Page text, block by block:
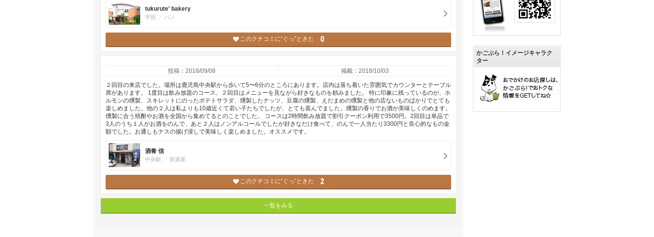
tukurute' bakery
宇宿 パン
このクチコミに“ぐっ”ときた 0
投稿：2018/09/08 掲載：2018/10/03
２回目の来店でした。場所は鹿児島中央駅から歩いて5〜6分のところにあります。店内は落ち着いた雰囲気でカウンターとテーブル
席があります。 1度目は飲み放題のコース、２回目はメニューを見ながら好きなものを頼みました。 特に印象に残っているのが、ホ
ルモンの燻製、スキレットにのったポテトサラダ、燻製したナッツ、豆腐の燻製、えだまめの燻製と他の店ないものばかりでとても
楽しめました。他の２人は私よりも10歳近くて若い子たちでしたが、とても喜んでました。燻製の香りでお酒が美味しくのめます。
燻製に合う焼酎やお酒を全国から集めてるとのことでした。 コースは2時間飲み放題で割引クーポン利用で3500円。2回目は単品で
3人のうち１人がお酒をのんで、あと２人はノンアルコールでしたが好きなだけ食べて、のんで一人当たり3300円と良心的なもの金
額でした。お通しもナスの揚げ浸しで美味しく楽しめました。オススメです。
酒肴 信
中央駅 居酒屋
このクチコミに“ぐっ”ときた 2
一覧をみる
かごぶら！イメージキャラク
ター